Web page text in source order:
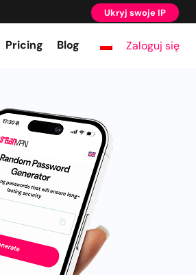
Ukryj swoje IP
Pricing Blog Zaloguj się